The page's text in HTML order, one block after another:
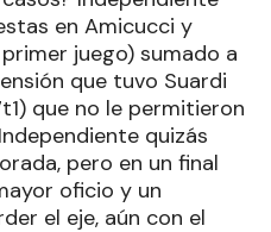
en Amicucci y
juego) sumado a
que tuvo Suardi
que no le permitieron
quizás
pero en un final
oficio y un
el eje, aún con el